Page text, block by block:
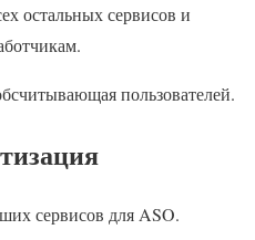
остальных сервисов и
пользователей.
сервисов для ASO.